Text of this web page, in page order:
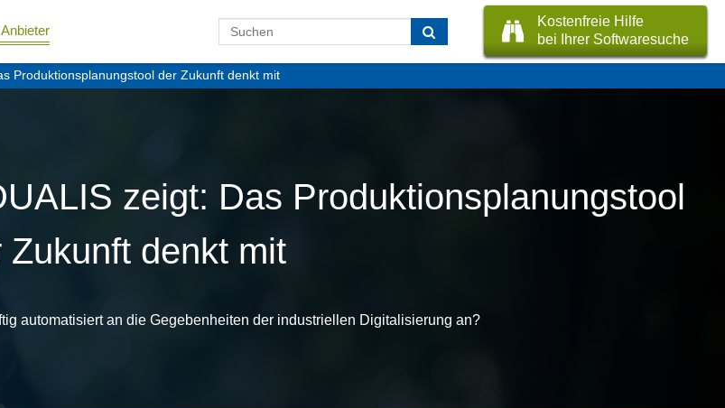
Kostenfreie Hilfe
bei Ihrer Softwaresuche
Produktionsplanungstool der Zukunft denkt mit
zeigt: Das Produktionsplanungstool
Zukunft denkt mit
automatisiert an die Gegebenheiten der industriellen Digitalisierung an?